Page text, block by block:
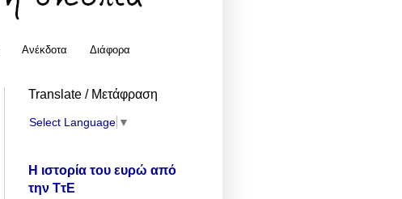
Ανέκδοτα Διάφορα
Translate / Μετάφραση
Select Language ▼
Η ιστορία του ευρώ από
την ΤτΕ